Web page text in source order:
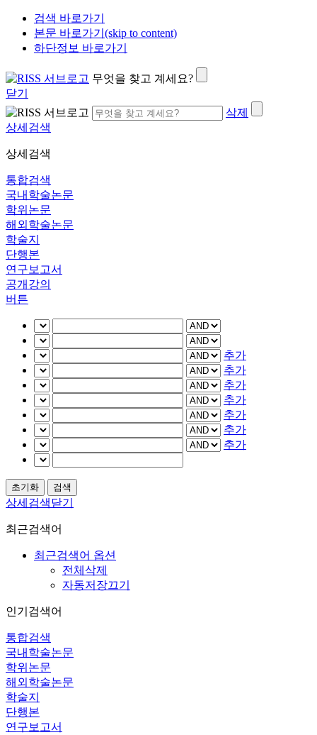
검색 바로가기
본문 바로가기(skip to content)
하단정보 바로가기
무엇을 찾고 계세요?
닫기
삭제
상세검색
상세검색
통합검색
국내학술논문
학위논문
해외학술논문
학술지
단행본
연구보고서
공개강의
버튼
추가
추가
추가
추가
추가
추가
추가
상세검색닫기
최근검색어
최근검색어 옵션
전체삭제
자동저장끄기
인기검색어
통합검색
국내학술논문
학위논문
해외학술논문
학술지
단행본
연구보고서